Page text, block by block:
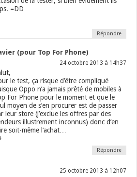
=DD
Répondre
(pour Top For Phone)
24 octobre 2013 à 14h37
le test, ça risque d’être compliqué
Oppo n’a jamais prêté de mobiles à
For Phone pour le moment et que le
moyen de s’en procurer est de passer
leur store (j’exclue les offres par des
illustrement inconnus) donc d’en
soit-même l’achat…
Répondre
25 octobre 2013 à 12h07